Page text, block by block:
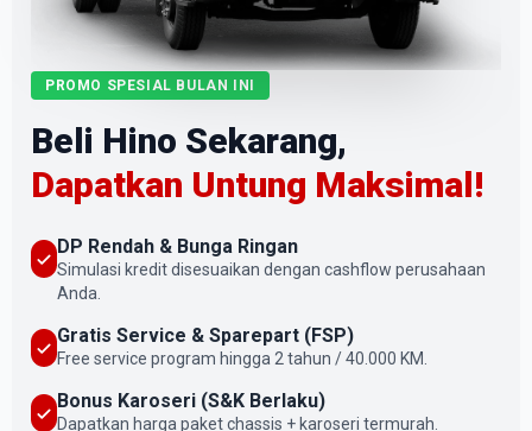
PROMO SPESIAL BULAN INI
Beli Hino Sekarang,
Dapatkan Untung Maksimal!
DP Rendah & Bunga Ringan
Simulasi kredit disesuaikan dengan cashflow perusahaan
Anda.
Gratis Service & Sparepart (FSP)
Free service program hingga 2 tahun / 40.000 KM.
Bonus Karoseri (S&K Berlaku)
Dapatkan harga paket chassis + karoseri termurah.